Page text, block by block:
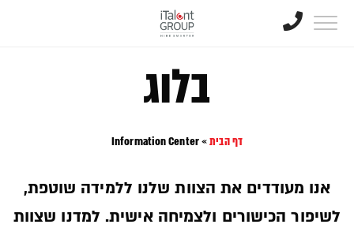
בלוג
דף הבית»
Information Center
אנו מעודדים את הצוות שלנו ללמידה שוטפת,
לשיפור הכישורים ולצמיחה אישית. למדנו שצוות